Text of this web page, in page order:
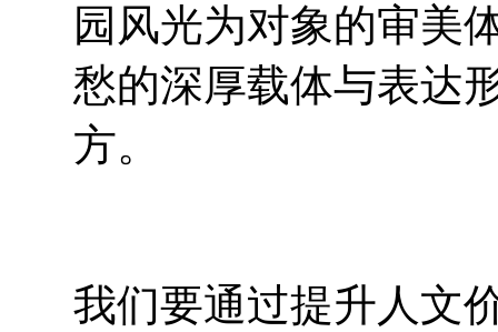
园风光为对象的审美
愁的深厚载体与表达
方。
我们要通过提升人文